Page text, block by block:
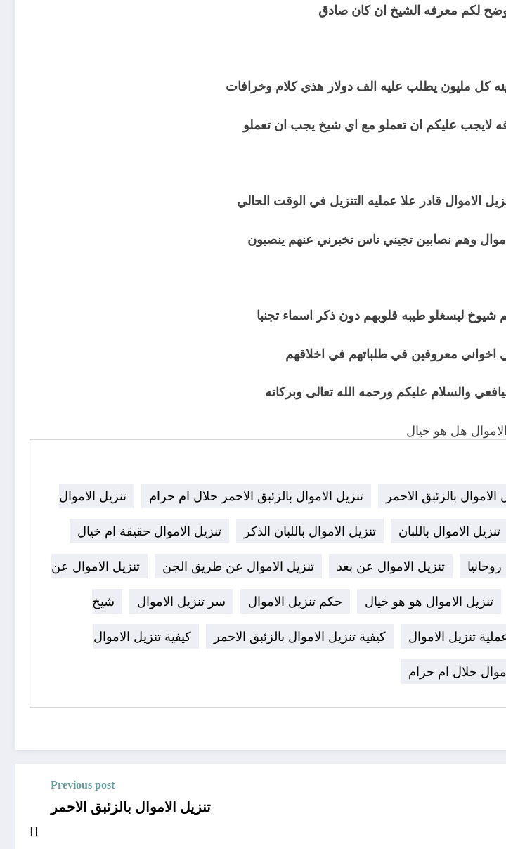
لكم معرفه الشيخ ان كان صادق
كل مليون يطلب عليه الف دولار هذي كلام وخرافات
لايجب عليكم ان تعملو مع اي شيخ يجب ان تعملو
قادر علا عمليه التنزيل في الوقت الحالي
وهم نصابين تجيني ناس تخبرني عنهم ينصبون
شيوخ ليسغلو طيبه قلوبهم دون ذكر اسماء تجنبا
معروفين في طلباتهم في اخلاقهم
والسلام عليكم ورحمه الله تعالى وبركاته
هل هو خيال
الاموال بالزئبق الاحمر تنزيل الاموال بالزئبق الاحمر حلال ام حرام تنزيل الاموال
تنزيل الاموال باللبان تنزيل الاموال باللبان الذكر تنزيل الاموال حقيقة ام خيال
تنزيل الاموال عن بعد تنزيل الاموال عن طريق الجن تنزيل الاموال عن
تنزيل الاموال هو هو خيال حكم تنزيل الاموال سر تنزيل الاموال شيخ
تنزيل الاموال كيفية تنزيل الاموال بالزئبق الاحمر كيفية تنزيل الاموال
حلال ام حرام
Previous post
تنزيل الاموال بالزئبق الاحمر